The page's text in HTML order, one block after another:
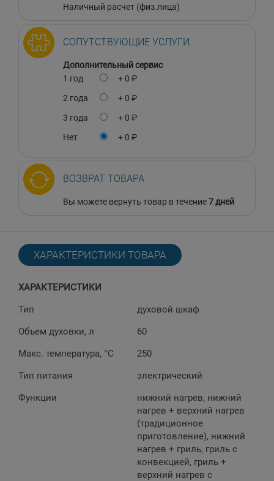
Наличный расчет (физ.лица)
СОПУТСТВУЮЩИЕ УСЛУГИ
Дополнительный сервис
1 год
+ 0 ₽
2 года
+ 0 ₽
3 года
+ 0 ₽
Нет
+ 0 ₽
ВОЗВРАТ ТОВАРА
Вы можете вернуть товар в течение7 дней
ХАРАКТЕРИСТИКИ ТОВАРА
ХАРАКТЕРИСТИКИ
Тип
духовой шкаф
Объем духовки, л
60
Макс. температура, °С
250
Тип питания
электрический
Функции
нижний нагрев, нижний
нагрев + верхний нагрев
(традиционное
приготовление), нижний
нагрев + гриль, гриль с
конвекцией, гриль +
верхний нагрев с